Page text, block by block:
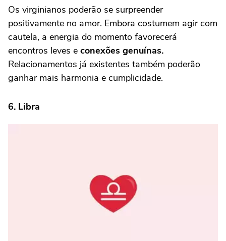
Os virginianos poderão se surpreender
positivamente no amor. Embora costumem agir com
cautela, a energia do momento favorecerá
encontros leves e conexões genuínas.
Relacionamentos já existentes também poderão
ganhar mais harmonia e cumplicidade.
6. Libra